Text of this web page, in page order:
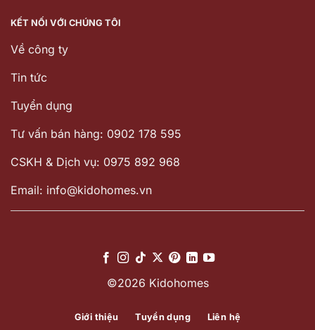
KẾT NỐI VỚI CHÚNG TÔI
Về công ty
Tin tức
Tuyển dụng
Tư vấn bán hàng: 0902 178 595
CSKH & Dịch vụ: 0975 892 968
Email: info@kidohomes.vn
©2026 Kidohomes
Giới thiệu Tuyển dụng Liên hệ